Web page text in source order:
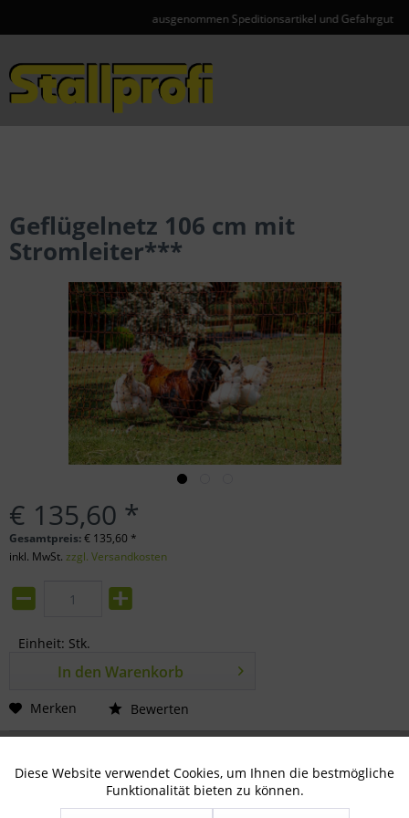
ausgenommen Speditionsartikel und Gefahrgut
Geflügelnetz 106 cm mit
Stromleiter***
€ 135,60 *
Gesamtpreis:€ 135,60 *
inkl. MwSt. zzgl. Versandkosten
Einheit: Stk.
In den Warenkorb
Merken Bewerten
Technisch notwendig Aktiv
Diese Website verwendet Cookies, um Ihnen die bestmögliche
Funktionalität bieten zu können.